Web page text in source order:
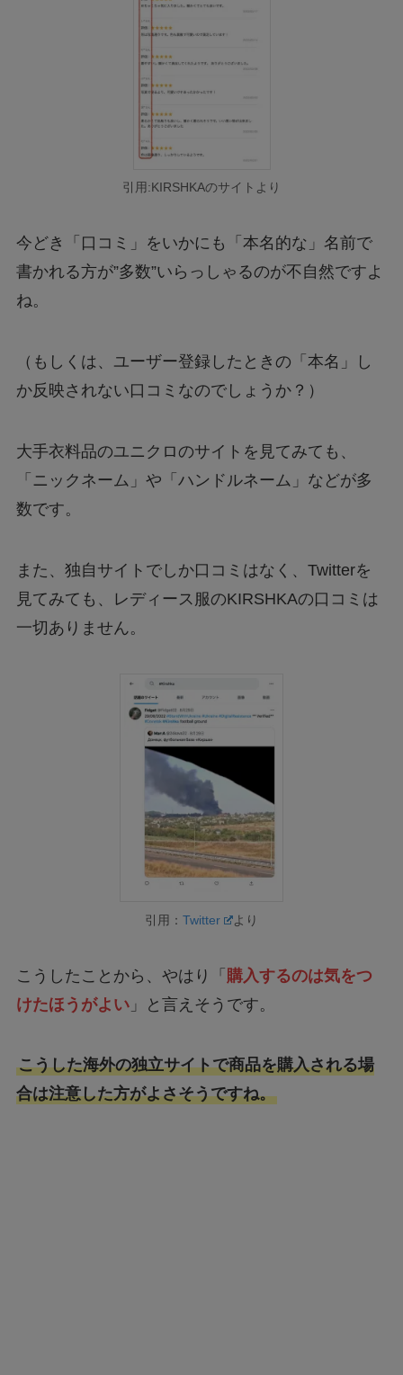
引用:KIRSHKAのサイトより
今どき「口コミ」をいかにも「本名的な」名前で
書かれる方が”多数”いらっしゃるのが不自然ですよ
ね。
（もしくは、ユーザー登録したときの「本名」し
か反映されない口コミなのでしょうか？）
大手衣料品のユニクロのサイトを見てみても、
「ニックネーム」や「ハンドルネーム」などが多
数です。
また、独自サイトでしか口コミはなく、Twitterを
見てみても、レディース服のKIRSHKAの口コミは
一切ありません。
引用： Twitter より
こうしたことから、やはり「 購入するのは気をつ
けたほうがよい」と言えそうです。
こうした海外の独立サイトで商品を購入される場
合は注意した方がよさそうですね。